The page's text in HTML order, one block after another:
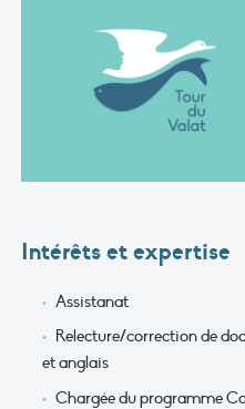
Intérêts et expertise
Assistanat
Relecture/correction de
et anglais
Chargée du programme